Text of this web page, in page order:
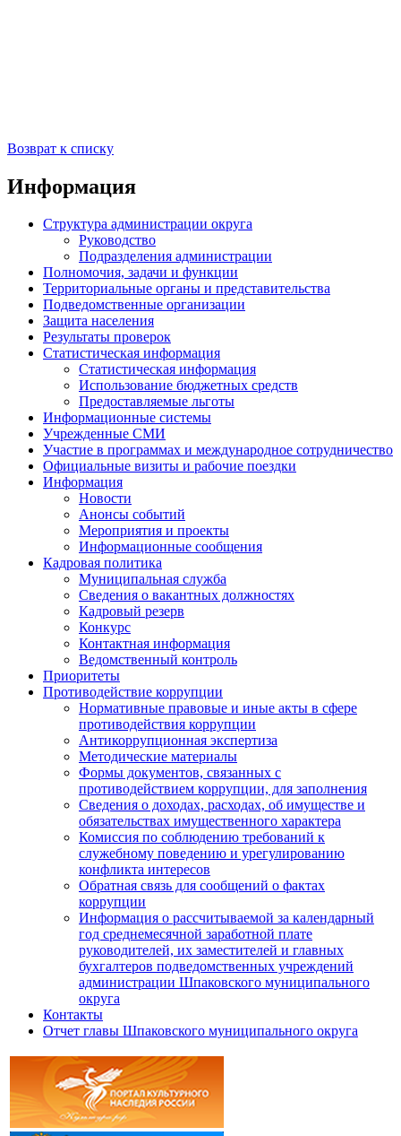
Возврат к списку
Информация
Структура администрации округа
Руководство
Подразделения администрации
Полномочия, задачи и функции
Территориальные органы и представительства
Подведомственные организации
Защита населения
Результаты проверок
Статистическая информация
Статистическая информация
Использование бюджетных средств
Предоставляемые льготы
Информационные системы
Учрежденные СМИ
Участие в программах и международное сотрудничество
Официальные визиты и рабочие поездки
Информация
Новости
Анонсы событий
Мероприятия и проекты
Информационные сообщения
Кадровая политика
Муниципальная служба
Сведения о вакантных должностях
Кадровый резерв
Конкурс
Контактная информация
Ведомственный контроль
Приоритеты
Противодействие коррупции
Нормативные правовые и иные акты в сфере
противодействия коррупции
Антикоррупционная экспертиза
Методические материалы
Формы документов, связанных с
противодействием коррупции, для заполнения
Сведения о доходах, расходах, об имуществе и
обязательствах имущественного характера
Комиссия по соблюдению требований к
служебному поведению и урегулированию
конфликта интересов
Обратная связь для сообщений о фактах
коррупции
Информация о рассчитываемой за календарный
год среднемесячной заработной плате
руководителей, их заместителей и главных
бухгалтеров подведомственных учреждений
администрации Шпаковского муниципального
округа
Контакты
Отчет главы Шпаковского муниципального округа